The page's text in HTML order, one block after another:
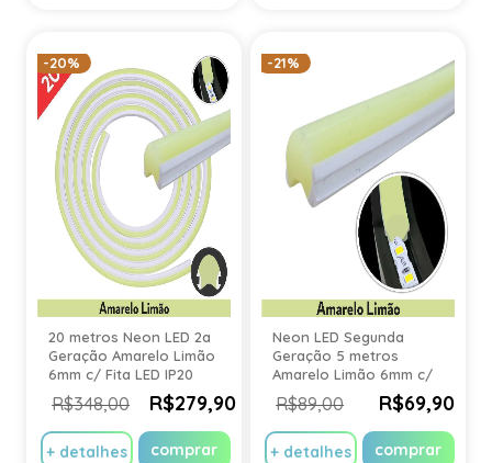
-20%
20 metros Neon LED 2a
Geração Amarelo Limão
6mm c/ Fita LED IP20
R$348,00 R$279,90
+ detalhes comprar
-21%
Neon LED Segunda
Geração 5 metros
Amarelo Limão 6mm c/
Fita LED IP20
R$89,00 R$69,90
+ detalhes comprar